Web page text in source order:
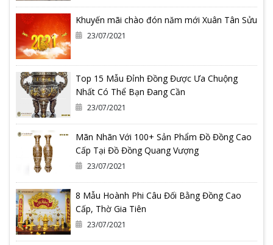
Khuyến mãi chào đón năm mới Xuân Tân Sửu
23/07/2021
Top 15 Mẫu Đỉnh Đồng Được Ưa Chuộng
Nhất Có Thể Bạn Đang Cần
23/07/2021
Mãn Nhãn Với 100+ Sản Phẩm Đồ Đồng Cao
Cấp Tại Đồ Đồng Quang Vượng
23/07/2021
8 Mẫu Hoành Phi Câu Đối Bằng Đồng Cao
Cấp, Thờ Gia Tiên
23/07/2021